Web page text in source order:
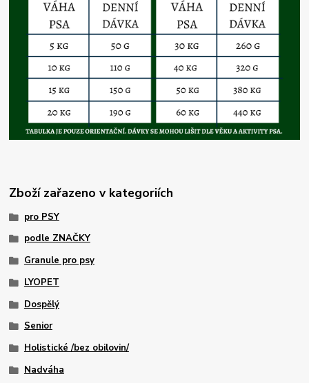
Zboží zařazeno v kategoriích
pro PSY
podle ZNAČKY
Granule pro psy
LYOPET
Dospělý
Senior
Holistické /bez obilovin/
Nadváha